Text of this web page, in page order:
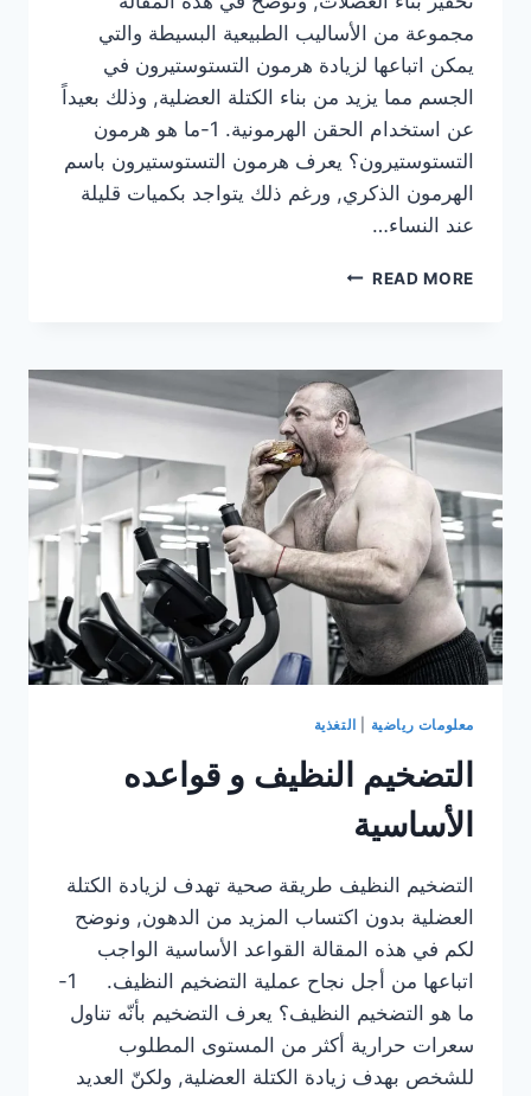
مجموعة من الأساليب الطبيعية البسيطة والتي
يمكن اتباعها لزيادة هرمون التستوستيرون في
الجسم مما يزيد من بناء الكتلة العضلية, وذلك بعيداً
عن استخدام الحقن الهرمونية. 1-ما هو هرمون
التستوستيرون؟ يعرف هرمون التستوستيرون باسم
الهرمون الذكري, ورغم ذلك يتواجد بكميات قليلة
عند النساء…
READ MOREمحفزات
معلومات رياضية التغذية
التضخيم النظيف و قواعده
الأساسية
التضخيم النظيف طريقة صحية تهدف لزيادة الكتلة
العضلية بدون اكتساب المزيد من الدهون, ونوضح
لكم في هذه المقالة القواعد الأساسية الواجب
اتباعها من أجل نجاح عملية التضخيم النظيف. 1-
ما هو التضخيم النظيف؟ يعرف التضخيم بأنّه تناول
سعرات حرارية أكثر من المستوى المطلوب
للشخص بهدف زيادة الكتلة العضلية, ولكنّ العديد